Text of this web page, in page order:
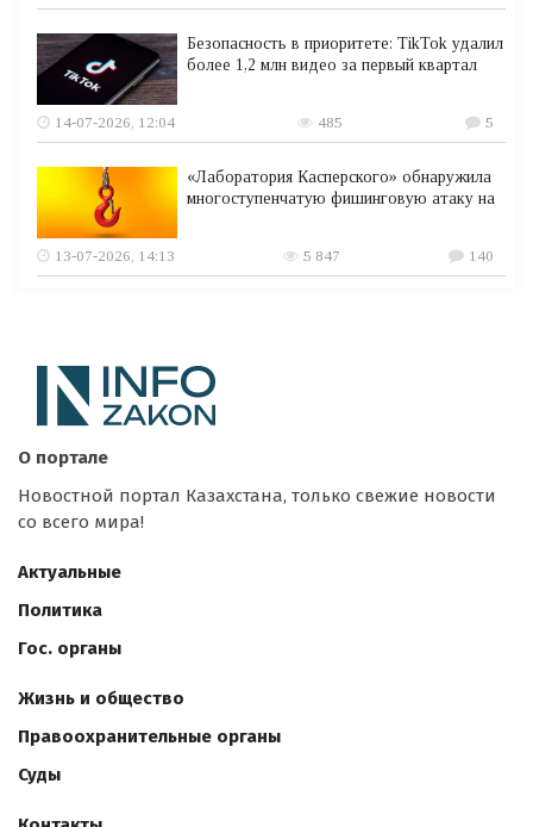
Безопасность в приоритете: TikTok удалил
более 1,2 млн видео за первый квартал
14-07-2026, 12:04 485 5
«Лаборатория Касперского» обнаружила
многоступенчатую фишинговую атаку на
13-07-2026, 14:13 5 847 140
О портале
Новостной портал Казахстана, только свежие новости
со всего мира!
Актуальные
Политика
Гос. органы
Жизнь и общество
Правоохранительные органы
Суды